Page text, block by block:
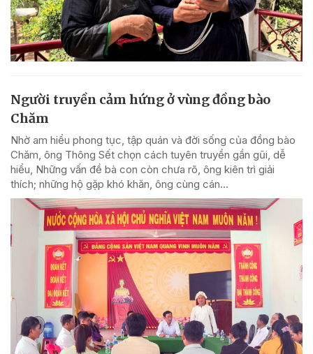
Người truyền cảm hứng ở vùng đồng bào
Chăm
Nhờ am hiểu phong tục, tập quán và đời sống của đồng bào
Chăm, ông Thông Sết chọn cách tuyên truyền gần gũi, dễ
hiểu, Những vấn đề bà con còn chưa rõ, ông kiên trì giải
thích; những hộ gặp khó khăn, ông cùng cán...